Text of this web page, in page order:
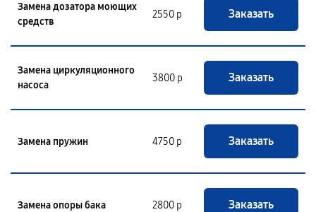
Замена дозатора моющих
средств
2550 р Заказать
Замена циркуляционного
насоса
3800 р Заказать
Замена пружин 4750 р Заказать
Замена опоры бака 2800 р Заказать